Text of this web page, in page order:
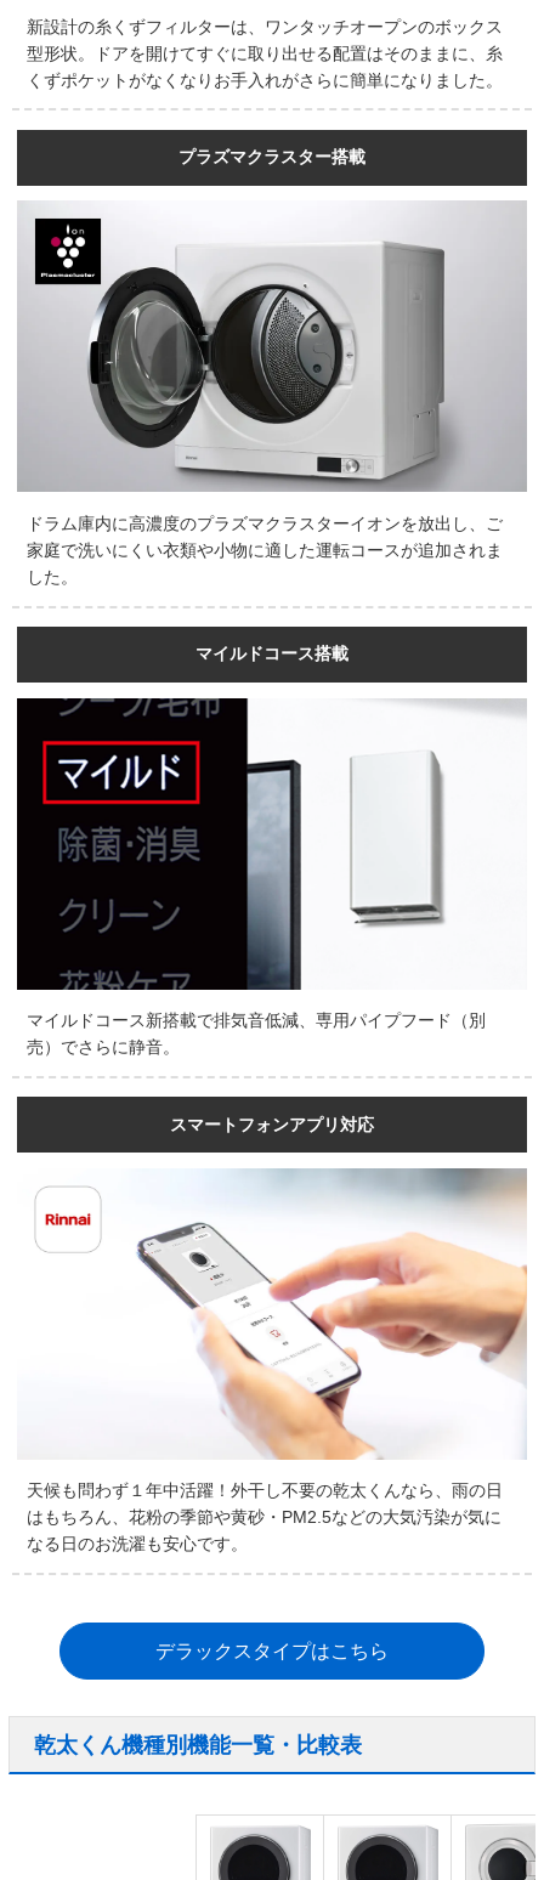
新設計の糸くずフィルターは、ワンタッチオープンのボックス
型形状。ドアを開けてすぐに取り出せる配置はそのままに、糸
くずポケットがなくなりお手入れがさらに簡単になりました。
プラズマクラスター搭載
ドラム庫内に高濃度のプラズマクラスターイオンを放出し、ご
家庭で洗いにくい衣類や小物に適した運転コースが追加されま
した。
マイルドコース搭載
マイルドコース新搭載で排気音低減、専用パイプフード（別
売）でさらに静音。
スマートフォンアプリ対応
天候も問わず１年中活躍！外干し不要の乾太くんなら、雨の日
はもちろん、花粉の季節や黄砂・PM2.5などの大気汚染が気に
なる日のお洗濯も安心です。
デラックスタイプはこちら
乾太くん機種別機能一覧・比較表